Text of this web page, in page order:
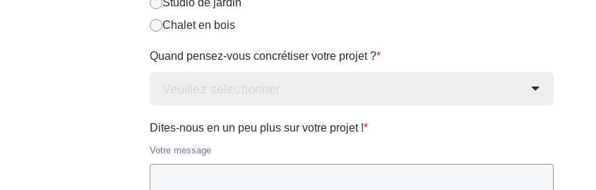
Studio de jardin
Chalet en bois
Quand pensez-vous concrétiser votre projet ?*
Dites-nous en un peu plus sur votre projet !*
Votre message